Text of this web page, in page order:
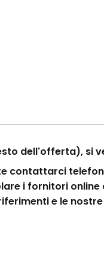
dell'offerta), si
contattarci
i fornitori
e le